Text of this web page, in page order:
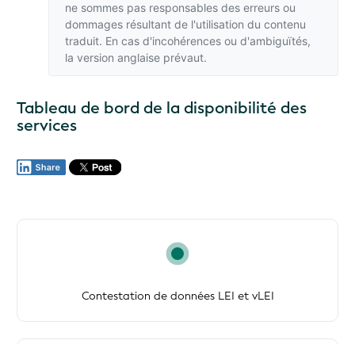
ne sommes pas responsables des erreurs ou
dommages résultant de l'utilisation du contenu
traduit. En cas d'incohérences ou d'ambiguïtés,
la version anglaise prévaut.
Tableau de bord de la disponibilité des
services
Contestation de données LEI et vLEI